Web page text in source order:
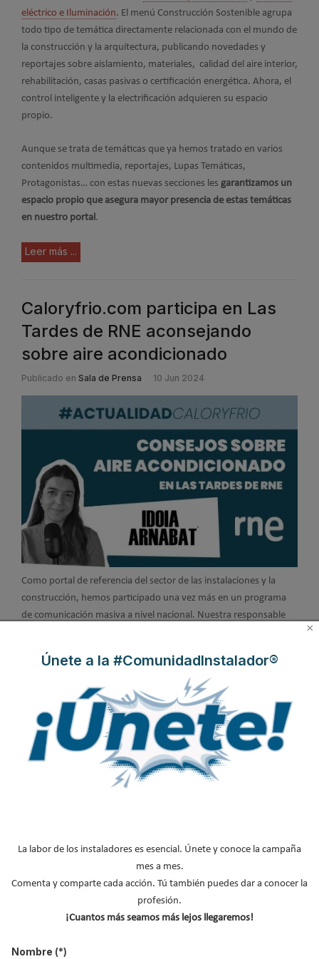
eléctrico e Iluminación. El menú Construcción Sostenible agrupa
todo tipo de temática directamente relacionada con el mundo de
la construcción y la arquitectura, publicando novedades y
reportajes sobre aislamiento, materiales, calidad del aire interior,
rehabilitación, casas pasivas o certificación energética. Ahora, el
control inteligente y la electrificación adquieren su espacio
propio.
Aunque se trata de temáticas que ya hemos tratado en varios
contenidos multimedia, reportajes, Lupas Temáticas,
Protagonistas… con estas nuevas secciones les garantizamos un
espacio propio que asegura mayor presencia de estas temáticas
en nuestro portal .
Leer más ...
Caloryfrio.com participa en Las
Tardes de RNE aconsejando
sobre aire acondicionado
Publicado en Sala de Prensa 10 Jun 2024
Como portal de referencia del sector de las instalaciones y la
construcción, hemos participado una vez más en un programa
de comunicación masiva a nivel nacional. Nuestra responsable
respondiendo a las dudas más comunes a la hora de instalar y
Leer más ...
La Montaña de la Venta:
climatización
24 May 2024
×
Únete a la #ComunidadInstalador®
La labor de los instaladores es esencial. Únete y conoce la campaña
mes a mes.
Comenta y comparte cada acción. Tú también puedes dar a conocer la
profesión.
¡Cuantos más seamos más lejos llegaremos!
Nombre (*)